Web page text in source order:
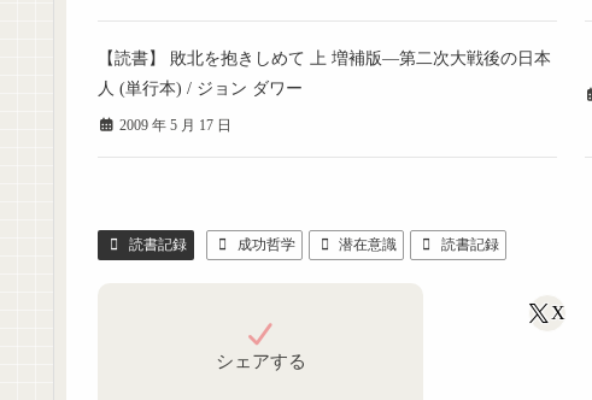
【読書】 敗北を抱きしめて 上 増補版—第二次大戦後の日本
人 (単行本) / ジョン ダワー
2009 年 5 月 17 日
読書記録 成功哲学 潜在意識 読書記録
シェアする
X